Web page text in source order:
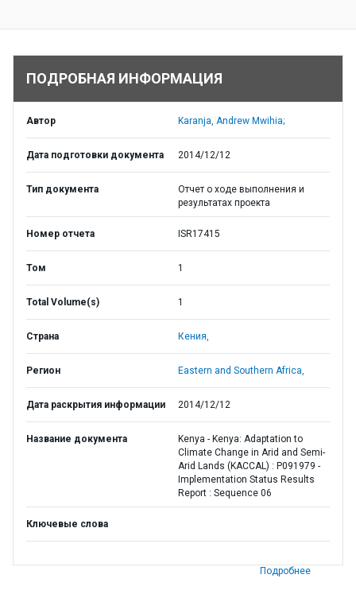
ПОДРОБНАЯ ИНФОРМАЦИЯ
Автор Karanja, Andrew Mwihia;
Дата подготовки документа 2014/12/12
Тип документа
Отчет о ходе выполнения и
результатах проекта
Номер отчета ISR17415
Том 1
Total Volume(s) 1
Страна Кения,
Регион Eastern and Southern Africa,
Дата раскрытия информации 2014/12/12
Название документа
Kenya - Kenya: Adaptation to
Climate Change in Arid and Semi-
Arid Lands (KACCAL) : P091979 -
Implementation Status Results
Report : Sequence 06
Ключевые слова
Подробнее